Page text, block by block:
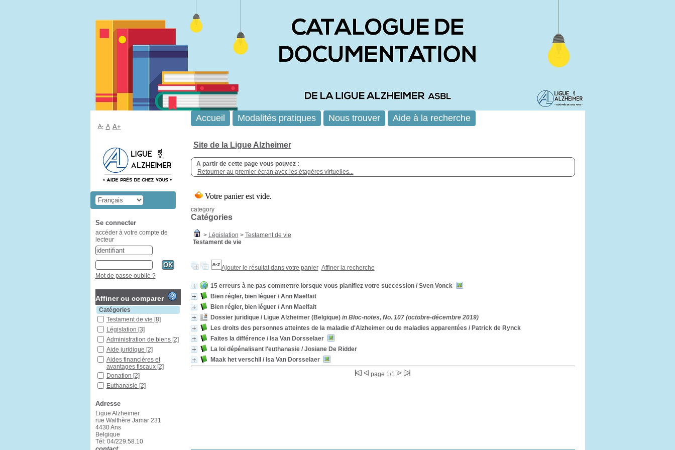
Site de la Ligue Alzheimer
A partir de cette page vous pouvez :
Retourner au premier écran avec les étagères virtuelles...
category
Catégories
> Législation > Testament de vie
Testament de vie
Ajouter le résultat dans votre panier Affiner la recherche
15 erreurs à ne pas commettre lorsque vous planifiez votre succession/ Sven Vonck
Bien régler, bien léguer/ Ann Maelfait
Bien régler, bien léguer/ Ann Maelfait
Dossier juridique/ Ligue Alzheimer (Belgique) in Bloc-notes, No. 107 (octobre-décembre 2019)
Les droits des personnes atteintes de la maladie d'Alzheimer ou de maladies apparentées / Patrick de Rynck
Faites la différence/ Isa Van Dorsselaer
La loi dépénalisant l'euthanasie/ Josiane De Ridder
Maak het verschil / Isa Van Dorsselaer
page 1/1
Accueil Modalités pratiques Nous trouver Aide à la recherche
A- A A+
Se connecter
accéder à votre compte de
lecteur
Mot de passe oublié ?
Affiner ou comparer
Catégories
Testament de vie [8]
Législation [3]
Administration de biens [2]
Aide juridique [2]
Aides financières et
avantages fiscaux [2]
Donation [2]
Euthanasie [2]
Protection juridique
Belgique[1]
Diagnostic
Don[1]
Droit à la mort
Adresse
Ligue Alzheimer
rue Walthère Jamar 231
4430 Ans
Belgique
Tél: 04/229.58.10